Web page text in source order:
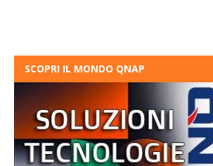
SCOPRI IL MONDO QNAP